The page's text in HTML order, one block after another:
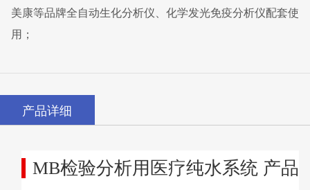
美康等品牌全自动生化分析仪、化学发光免疫分析仪配套使
用；
产品详细
MB检验分析用医疗纯水系统 产品